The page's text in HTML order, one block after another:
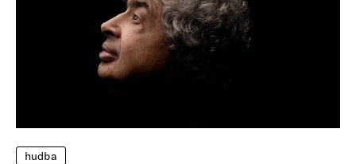
hudba